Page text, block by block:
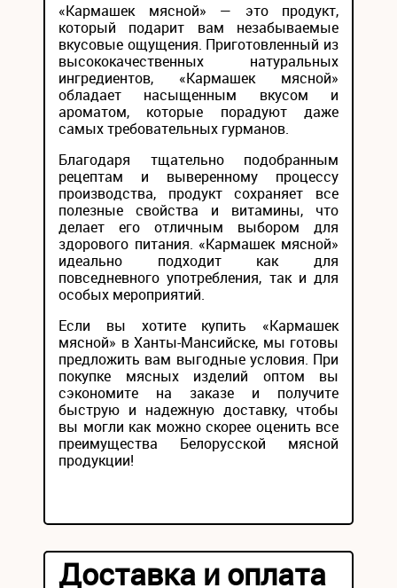
«Кармашек мясной» — это продукт,
который подарит вам незабываемые
вкусовые ощущения. Приготовленный из
высококачественных натуральных
ингредиентов, «Кармашек мясной»
обладает насыщенным вкусом и
ароматом, которые порадуют даже
самых требовательных гурманов.
Благодаря тщательно подобранным
рецептам и выверенному процессу
производства, продукт сохраняет все
полезные свойства и витамины, что
делает его отличным выбором для
здорового питания. «Кармашек мясной»
идеально подходит как для
повседневного употребления, так и для
особых мероприятий.
Если вы хотите купить «Кармашек
мясной» в Ханты-Мансийске, мы готовы
предложить вам выгодные условия. При
покупке мясных изделий оптом вы
сэкономите на заказе и получите
быструю и надежную доставку, чтобы
вы могли как можно скорее оценить все
преимущества Белорусской мясной
продукции!
Доставка и оплата